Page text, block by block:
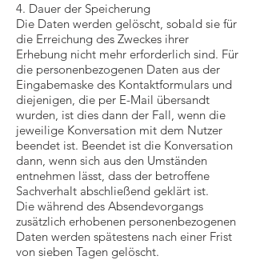
4. Dauer der Speicherung
Die Daten werden gelöscht, sobald sie für
die Erreichung des Zweckes ihrer
Erhebung nicht mehr erforderlich sind. Für
die personenbezogenen Daten aus der
Eingabemaske des Kontaktformulars und
diejenigen, die per E-Mail übersandt
wurden, ist dies dann der Fall, wenn die
jeweilige Konversation mit dem Nutzer
beendet ist. Beendet ist die Konversation
dann, wenn sich aus den Umständen
entnehmen lässt, dass der betroffene
Sachverhalt abschließend geklärt ist.
Die während des Absendevorgangs
zusätzlich erhobenen personenbezogenen
Daten werden spätestens nach einer Frist
von sieben Tagen gelöscht.